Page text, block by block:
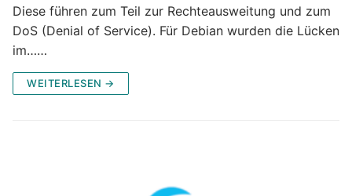
Diese führen zum Teil zur Rechteausweitung und zum
DoS (Denial of Service). Für Debian wurden die Lücken
im……
WEITERLESEN →